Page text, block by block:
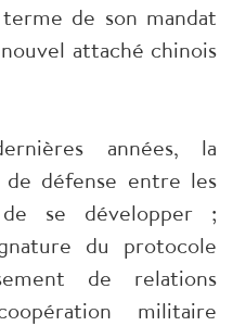
de son mandat
attaché chinois
années, la
défense entre les
se développer ;
du protocole
de relations
militaire